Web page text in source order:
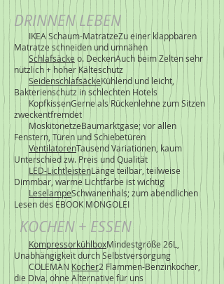
DRINNEN LEBEN
IKEA Schaum-MatratzeZu einer klappbaren
Matratze schneiden und umnähen
Schlafsäcke o. DeckenAuch beim Zelten sehr
nützlich + hoher Kälteschutz
SeidenschlafsäckeKühlend und leicht,
Bakterienschutz in schlechten Hotels
KopfkissenGerne als Rückenlehne zum Sitzen
zweckentfremdet
MoskitonetzeBaumarktgase; vor allen
Fenstern, Türen und Schiebetüren
VentilatorenTausend Variationen, kaum
Unterschied zw. Preis und Qualität
LED-LichtleistenLänge teilbar, teilweise
Dimmbar, warme Lichtfarbe ist wichtig
LeselampeSchwanenhals; zum abendlichen
Lesen des EBOOK MONGOLEI
KOCHEN + ESSEN
KompressorkühlboxMindestgröße 26L,
Unabhängigkeit durch Selbstversorgung
COLEMAN Kocher2 Flammen-Benzinkocher,
die Diva, ohne Alternative für uns